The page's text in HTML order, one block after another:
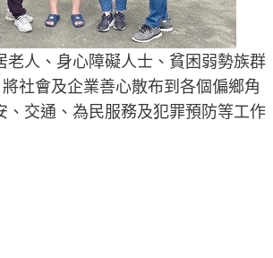
人、身心障礙人士、貧困弱勢族群
社會及企業善心散布到各個偏鄉角
交通、為民服務及犯罪預防等工作